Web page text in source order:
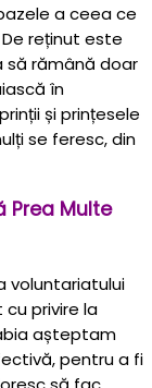
a ceea ce
reținut este
să rămână doar
în
și prințesele
se feresc, din
Prea Multe
voluntariatului
privire la
așteptam
pentru a fi